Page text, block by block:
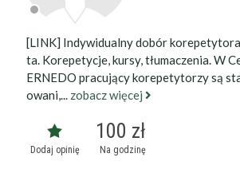
[LINK] Indywidualny dobór
ta. Korepetycje, kursy, tłumaczenia. W
ERNEDO pracujący korepetytorzy są
owani,... zobacz więcej
Dodaj opinię
100 zł
Na godzinę